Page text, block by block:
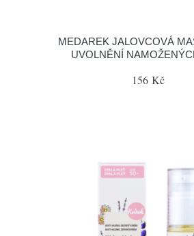
MEDAREK JALOVCOVÁ
UVOLNĚNÍ
156 Kč